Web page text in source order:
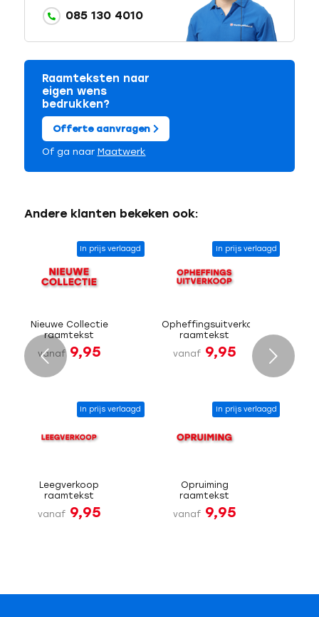
085 130 4010
Raamteksten naar
eigen wens
bedrukken?
Offerte aanvragen
Of ga naar Maatwerk
Andere klanten bekeken ook:
In prijs verlaagd
Nieuwe Collectie
raamtekst
vanaf 9,95
In prijs verlaagd
Opheffingsuitverkoop
raamtekst
vanaf 9,95
In prijs verlaagd
Leegverkoop
raamtekst
vanaf 9,95
In prijs verlaagd
Opruiming
raamtekst
vanaf 9,95
Volgende